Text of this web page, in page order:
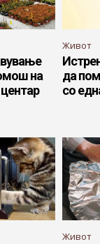
на
Живот
да
со
Живот